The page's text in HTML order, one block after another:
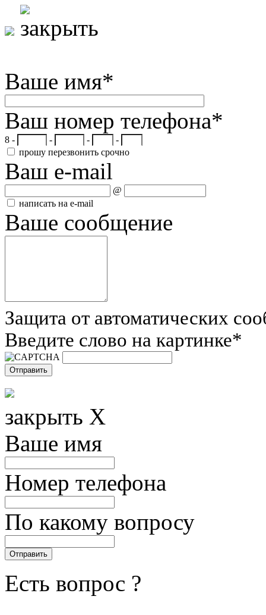
Ваше имя*
Ваш номер телефона*
8 - - -
-
прошу перезвонить срочно
Ваш e-mail
@
написать на e-mail
Ваше сообщение
Защита от автоматических
Введите слово на картинке*
закрыть X
Ваше имя
Номер телефона
По какому вопросу
Есть вопрос ?